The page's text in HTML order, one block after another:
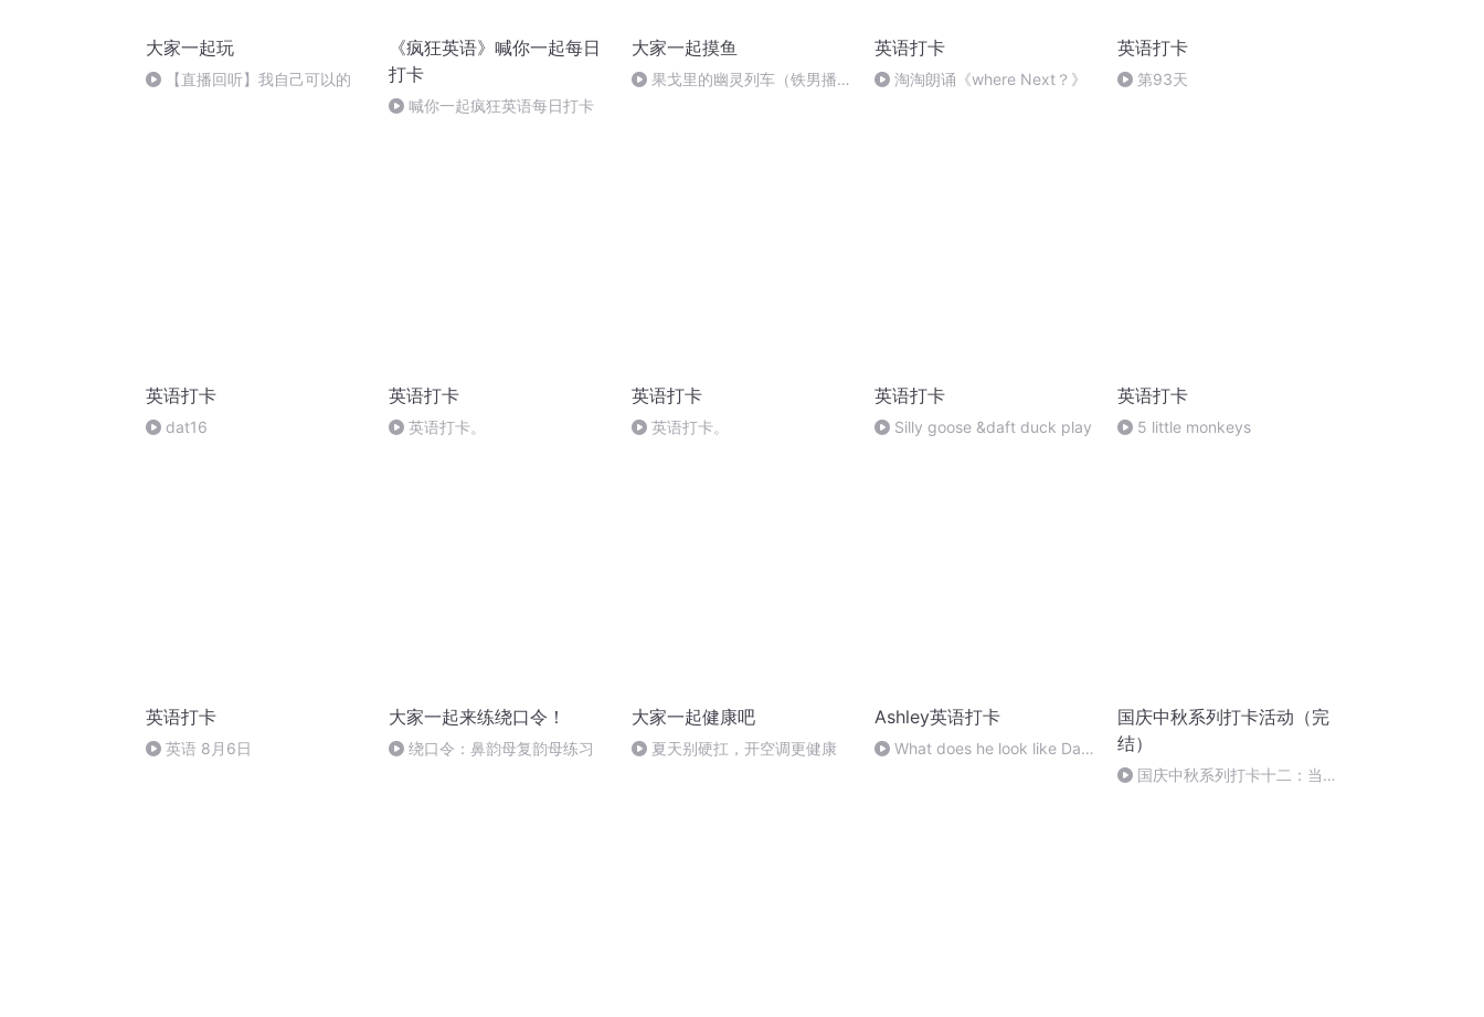
大家一起玩
【直播回听】我自己可以的
《疯狂英语》喊你一起每日
打卡
喊你一起疯狂英语每日打卡
大家一起摸鱼
果戈里的幽灵列车（铁男播
英语打卡
淘淘朗诵《where Next？》
英语打卡
第93天
英语打卡
dat16
英语打卡
英语打卡。
英语打卡
英语打卡。
英语打卡
Silly goose &daft duck play
英语打卡
5 little monkeys
英语打卡
英语 8月6日
大家一起来练绕口令！
绕口令：鼻韵母复韵母练习
大家一起健康吧
夏天别硬扛，开空调更健康
Ashley英语打卡
What does he look like Day
国庆中秋系列打卡活动（完
结）
国庆中秋系列打卡十二：当阳